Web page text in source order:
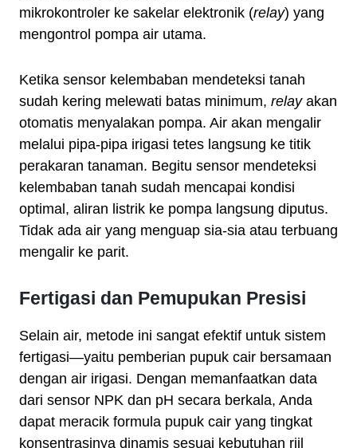
mikrokontroler ke sakelar elektronik (relay) yang
mengontrol pompa air utama.
Ketika sensor kelembaban mendeteksi tanah
sudah kering melewati batas minimum, relayakan
otomatis menyalakan pompa. Air akan mengalir
melalui pipa-pipa irigasi tetes langsung ke titik
perakaran tanaman. Begitu sensor mendeteksi
kelembaban tanah sudah mencapai kondisi
optimal, aliran listrik ke pompa langsung diputus.
Tidak ada air yang menguap sia-sia atau terbuang
mengalir ke parit.
Fertigasi dan Pemupukan Presisi
Selain air, metode ini sangat efektif untuk sistem
fertigasi—yaitu pemberian pupuk cair bersamaan
dengan air irigasi. Dengan memanfaatkan data
dari sensor NPK dan pH secara berkala, Anda
dapat meracik formula pupuk cair yang tingkat
konsentrasinya dinamis sesuai kebutuhan riil